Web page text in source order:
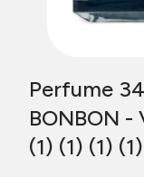
Perfume
BONBON -
(1) (1) (1)